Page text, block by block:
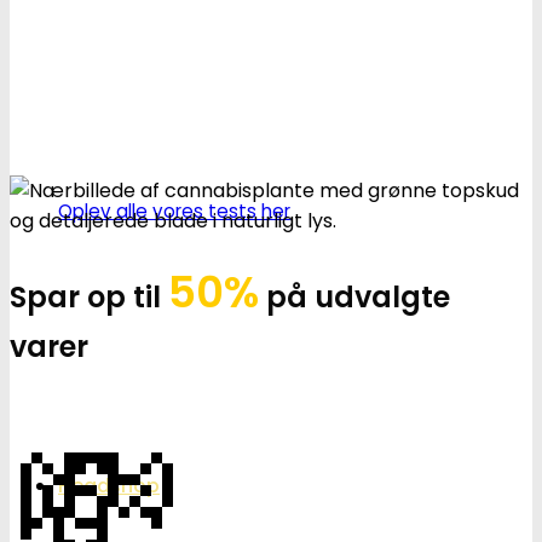
Oplev alle vores tests her
Headshop
Spar op til 50% på udvalgte
varer